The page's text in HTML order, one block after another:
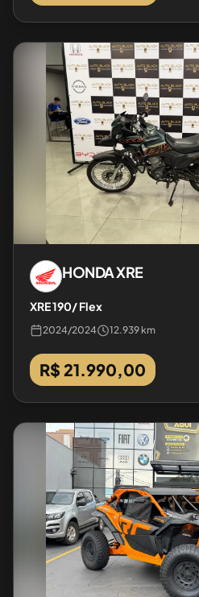
HONDAXRE
XRE 190/ Flex
2024/2024 12.939 km
R$ 21.990,00